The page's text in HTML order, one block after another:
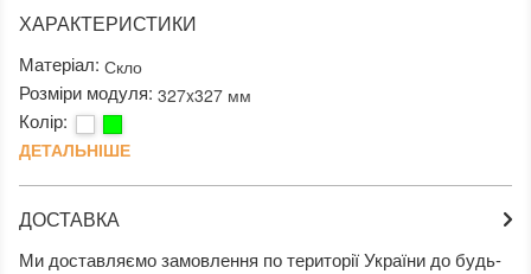
ХАРАКТЕРИСТИКИ
Матеріал: Скло
Розміри модуля: 327x327 мм
Колір:
ДЕТАЛЬНІШЕ
ДОСТАВКА
Ми доставляємо замовлення по території України до будь-